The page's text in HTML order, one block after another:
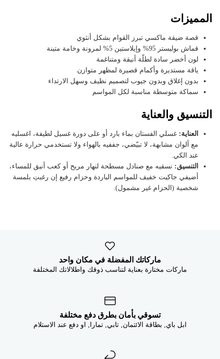
المميزات
قصة ضيقة ماكسي تبرز القوام بشكل أنثوي
قماش بوليستر 95% وإيلاستين 5% لمرونة وخامة متينة
لون أخضر سادة لطلّة أنيقة ومتناغمة
ياقة مستديرة وأكمام قصيرة لمظهر متوازن
بدون إغلاق وبدون جيوب لتصميم نظيف وسهل الارتداء
سماكة متوسطة مناسبة لكل المواسم
التنسيق والعناية
العناية: غسلي الفستان بماء بارد أو على دورة غسيل لطيفة، اغسليه
مع ألوان مشابهة، لا تبيّضي، جففيه بالهواء ولا تستخدمي حرارة عالية
عند الكي.
التنسيق: نسقيه مع صنادل مسطحة لنهار مريح أو كعب أنيق للمساء،
أضيفي جاكيت خفيف للمواسم الباردة وحزام رفيع إن رغبتِ بلمسة
شخصية (الحزام غير مشمول).
ماركاتك المفضلة في مكان واحد
ماركات مختارة بعناية لتناسب ذوقك واطلالاتك المختلفة
تسوقي بأمان بطرق دفع مختلفة
ابل باي, بطاقة الائتمان, تابي, تمارا, او دفع عند الاستلام